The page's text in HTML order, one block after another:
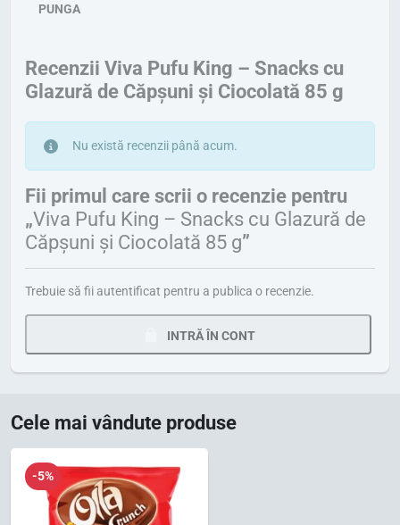
PUNGA
Recenzii Viva Pufu King – Snacks cu
Glazură de Căpșuni și Ciocolată 85 g
Nu există recenzii până acum.
Fii primul care scrii o recenzie pentru
„Viva Pufu King – Snacks cu Glazură de
Căpșuni și Ciocolată 85 g”
Trebuie să fii autentificat pentru a publica o recenzie.
INTRĂ ÎN CONT
Cele mai vândute produse
-5%